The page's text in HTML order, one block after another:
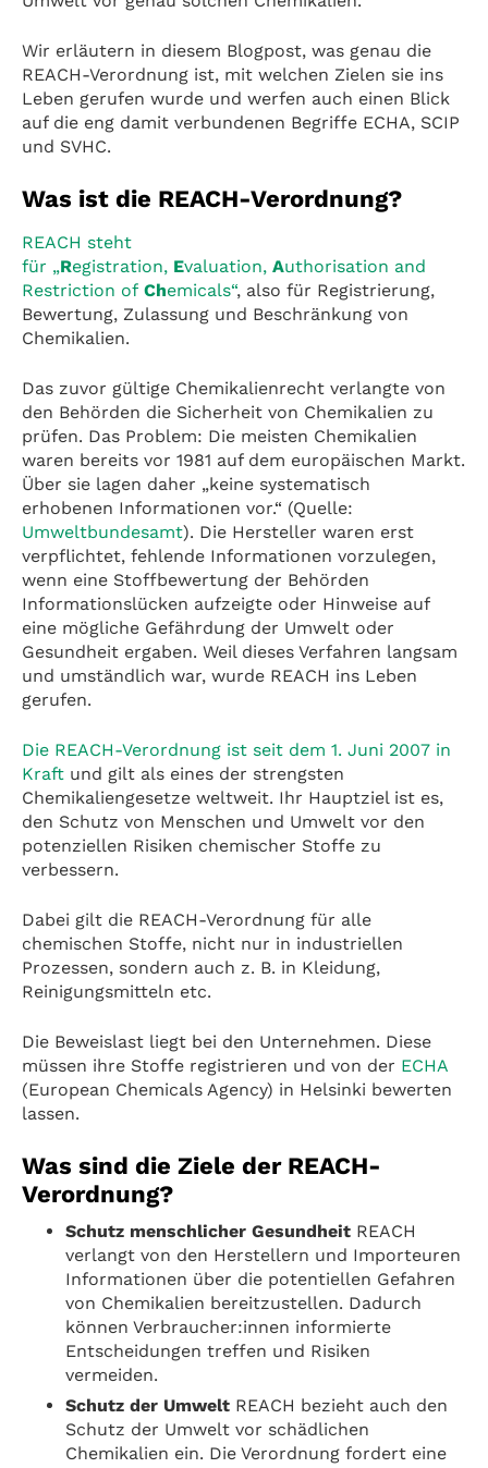
Wir erläutern in diesem Blogpost, was genau die
REACH-Verordnung ist, mit welchen Zielen sie ins
Leben gerufen wurde und werfen auch einen Blick
auf die eng damit verbundenen Begriffe ECHA, SCIP
und SVHC.
Was ist die REACH-Verordnung?
REACH steht
für „Registration, Evaluation, Authorisation and
Restriction of Chemicals“, also für Registrierung,
Bewertung, Zulassung und Beschränkung von
Chemikalien.
Das zuvor gültige Chemikalienrecht verlangte von
den Behörden die Sicherheit von Chemikalien zu
prüfen. Das Problem: Die meisten Chemikalien
waren bereits vor 1981 auf dem europäischen Markt.
Über sie lagen daher „keine systematisch
erhobenen Informationen vor.“ (Quelle:
Umweltbundesamt). Die Hersteller waren erst
verpflichtet, fehlende Informationen vorzulegen,
wenn eine Stoffbewertung der Behörden
Informationslücken aufzeigte oder Hinweise auf
eine mögliche Gefährdung der Umwelt oder
Gesundheit ergaben. Weil dieses Verfahren langsam
und umständlich war, wurde REACH ins Leben
gerufen.
Die REACH-Verordnung ist seit dem 1. Juni 2007 in
Kraft und gilt als eines der strengsten
Chemikaliengesetze weltweit. Ihr Hauptziel ist es,
den Schutz von Menschen und Umwelt vor den
potenziellen Risiken chemischer Stoffe zu
verbessern.
Dabei gilt die REACH-Verordnung für alle
chemischen Stoffe, nicht nur in industriellen
Prozessen, sondern auch z. B. in Kleidung,
Reinigungsmitteln etc.
Die Beweislast liegt bei den Unternehmen. Diese
müssen ihre Stoffe registrieren und von der ECHA
(European Chemicals Agency) in Helsinki bewerten
lassen.
Was sind die Ziele der REACH-
Verordnung?
Schutz menschlicher Gesundheit REACH
verlangt von den Herstellern und Importeuren
Informationen über die potentiellen Gefahren
von Chemikalien bereitzustellen. Dadurch
können Verbraucher:innen informierte
Entscheidungen treffen und Risiken
vermeiden.
Schutz der Umwelt REACH bezieht auch den
Schutz der Umwelt vor schädlichen
Chemikalien ein. Die Verordnung fordert eine